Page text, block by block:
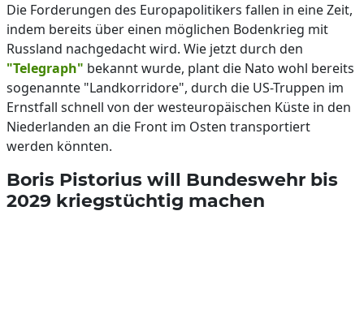
Die Forderungen des Europapolitikers fallen in eine Zeit,
indem bereits über einen möglichen Bodenkrieg mit
Russland nachgedacht wird. Wie jetzt durch den
"Telegraph" bekannt wurde, plant die Nato wohl bereits
sogenannte "Landkorridore", durch die US-Truppen im
Ernstfall schnell von der westeuropäischen Küste in den
Niederlanden an die Front im Osten transportiert
werden könnten.
Boris Pistorius will Bundeswehr bis
2029 kriegstüchtig machen